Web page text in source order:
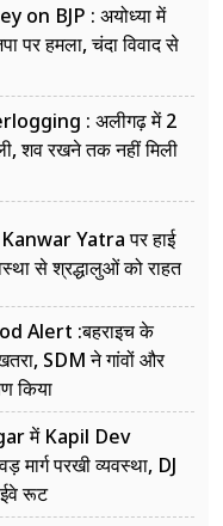
on BJP : अयोध्या में
पर हमला, चंदा विवाद से
: अलीगढ़ में 2
शव रखने तक नहीं मिली
Yatra पर हाई
से श्रद्धालुओं को राहत
Alert :बहराइच के
SDM ने गांवों और
किया
में Kapil Dev
परखी व्यवस्था, DJ
रूट